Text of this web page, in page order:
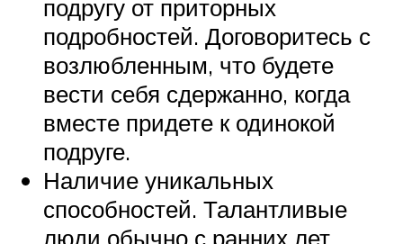
подругу от приторных
подробностей. Договоритесь с
возлюбленным, что будете
вести себя сдержанно, когда
вместе придете к одинокой
подруге.
Наличие уникальных
способностей. Талантливые
люди обычно с ранних лет